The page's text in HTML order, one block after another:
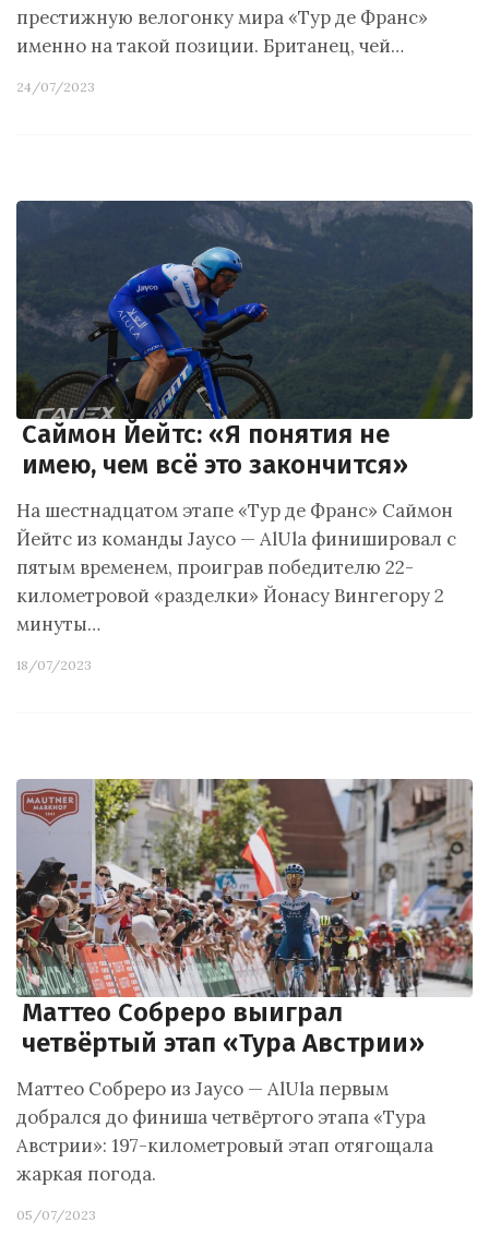
престижную велогонку мира «Тур де Франс»
именно на такой позиции. Британец, чей…
24/07/2023
Саймон Йейтс: «Я понятия не
имею, чем всё это закончится»
На шестнадцатом этапе «Тур де Франс» Саймон
Йейтс из команды Jayco — AlUla финишировал с
пятым временем, проиграв победителю 22-
километровой «разделки» Йонасу Вингегору 2
минуты…
18/07/2023
Маттео Собреро выиграл
четвёртый этап «Тура Австрии»
Маттео Собреро из Jayco — AlUla первым
добрался до финиша четвёртого этапа «Тура
Австрии»: 197-километровый этап отягощала
жаркая погода.
05/07/2023